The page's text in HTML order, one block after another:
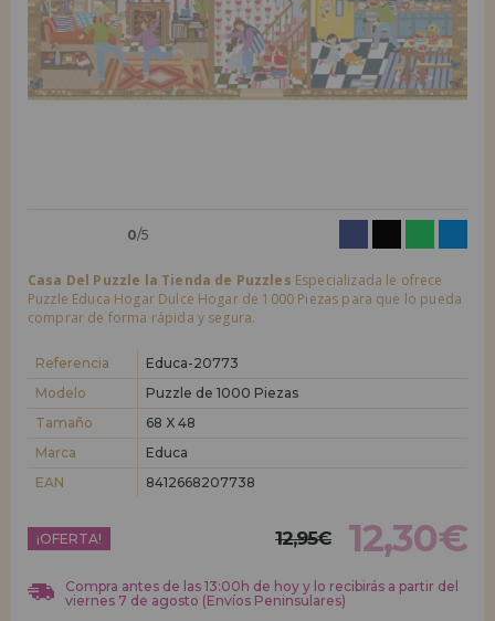
LIQUIDACIONES
INFORMACIÓN
Quiero registrarme como
nuevo cliente
Al crear una cuenta en casadelpuzzle.com podrás realizar tus compras
nuevo distribuidor
¿Eres Profesional o Empresa?. ¿Quieres vender en tu negocio
condiciones de ventas con descuentos especiales para la distribución.
¡Adelante! Te estábamos esperando.
REGISTRO DISTRIBUIDOR
0/5
Casa Del Puzzle la Tienda de Puzzles Especializada le ofrece
Puzzle Educa Hogar Dulce Hogar de 1000 Piezas para que lo pueda
comprar de forma rápida y segura.
Referencia
Educa-20773
Modelo
Puzzle de 1000 Piezas
Tamaño
68 X 48
Marca
Educa
EAN
8412668207738
¡OFERTA! 12,95€ 12,30€
Compra antes de las 13:00h de hoy y lo recibirás a partir del
viernes 7 de agosto (Envíos Peninsulares)